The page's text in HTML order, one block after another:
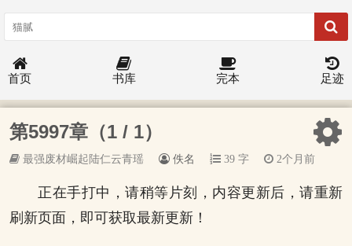
首页 书库 完本 足迹
第5997章（1 / 1）
最强废材崛起陆仁云青瑶 佚名 39 字 2个月前
正在手打中，请稍等片刻，内容更新后，请重新
刷新页面，即可获取最新更新！